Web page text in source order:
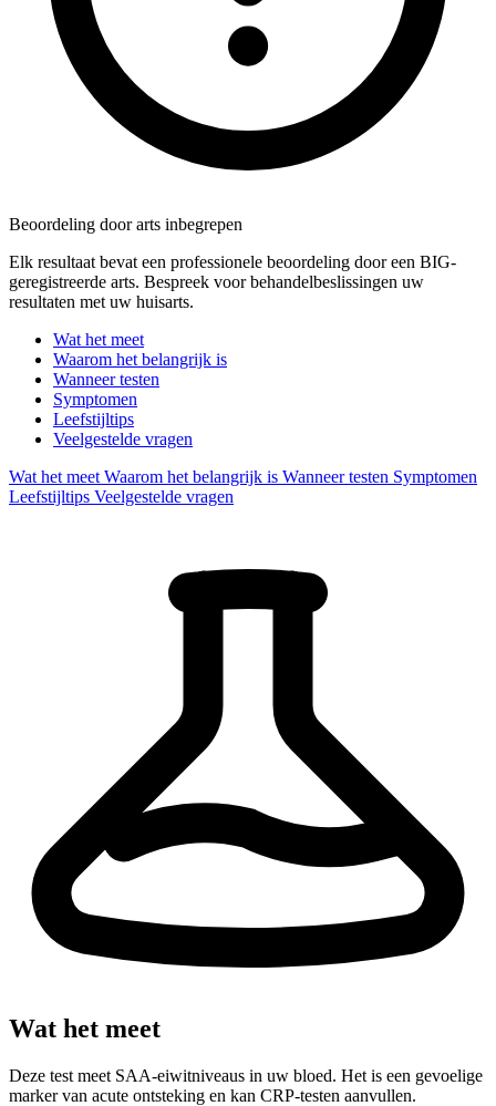
Beoordeling door arts inbegrepen
Elk resultaat bevat een professionele beoordeling door een BIG-
geregistreerde arts. Bespreek voor behandelbeslissingen uw
resultaten met uw huisarts.
Wat het meet
Waarom het belangrijk is
Wanneer testen
Symptomen
Leefstijltips
Veelgestelde vragen
Wat het meet Waarom het belangrijk is Wanneer testen Symptomen
Leefstijltips Veelgestelde vragen
Wat het meet
Deze test meet SAA-eiwitniveaus in uw bloed. Het is een gevoelige
marker van acute ontsteking en kan CRP-testen aanvullen.